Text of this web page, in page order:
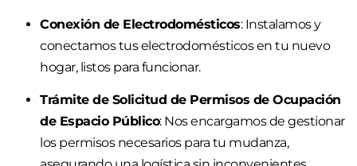
Conexión de Electrodomésticos: Instalamos y
conectamos tus electrodomésticos en tu nuevo
hogar, listos para funcionar.
Trámite de Solicitud de Permisos de Ocupación
de Espacio Público: Nos encargamos de gestionar
los permisos necesarios para tu mudanza,